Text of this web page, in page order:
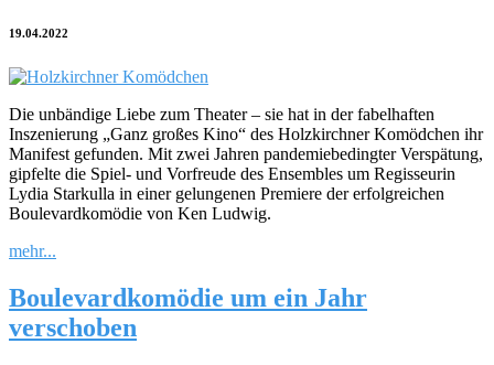
19.04.2022
Die unbändige Liebe zum Theater – sie hat in der fabelhaften
Inszenierung „Ganz großes Kino“ des Holzkirchner Komödchen ihr
Manifest gefunden. Mit zwei Jahren pandemiebedingter Verspätung,
gipfelte die Spiel- und Vorfreude des Ensembles um Regisseurin
Lydia Starkulla in einer gelungenen Premiere der erfolgreichen
Boulevardkomödie von Ken Ludwig.
mehr...
Boulevardkomödie um ein Jahr
verschoben